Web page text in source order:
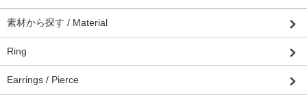
素材から探す / Material
Ring
Earrings / Pierce